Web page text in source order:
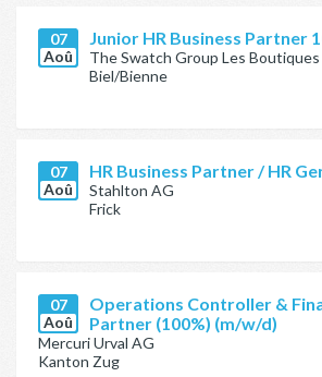
07
Aoû
Junior HR Business Partner
The Swatch Group Les Boutiques
Biel/Bienne
07
Aoû
HR Business Partner / HR
Stahlton AG
Frick
07
Aoû
Operations Controller &
Partner (100%) (m/w/d)
Mercuri Urval AG
Kanton Zug